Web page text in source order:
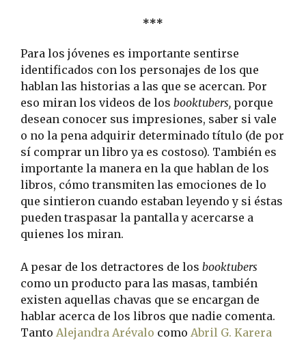
***
Para los jóvenes es importante sentirse
identificados con los personajes de los que
hablan las historias a las que se acercan. Por
eso miran los videos de los booktubers, porque
desean conocer sus impresiones, saber si vale
o no la pena adquirir determinado título (de por
sí comprar un libro ya es costoso). También es
importante la manera en la que hablan de los
libros, cómo transmiten las emociones de lo
que sintieron cuando estaban leyendo y si éstas
pueden traspasar la pantalla y acercarse a
quienes los miran.
A pesar de los detractores de los booktubers
como un producto para las masas, también
existen aquellas chavas que se encargan de
hablar acerca de los libros que nadie comenta.
Tanto Alejandra Arévalo como Abril G. Karera